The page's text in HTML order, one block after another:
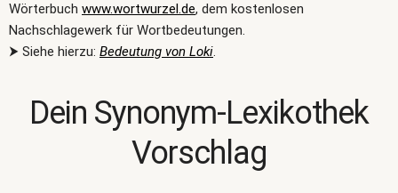
Wörterbuch www.wortwurzel.de, dem kostenlosen
Nachschlagewerk für Wortbedeutungen.
⮞ Siehe hierzu: Bedeutung von Loki.
Dein Synonym-Lexikothek
Vorschlag